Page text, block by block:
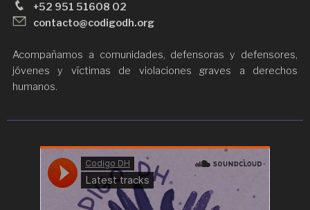
+52 951 51608 02
contacto@codigodh.org
Acompañamos a comunidades, defensoras y defensores,
jóvenes y víctimas de violaciones graves a derechos
humanos.